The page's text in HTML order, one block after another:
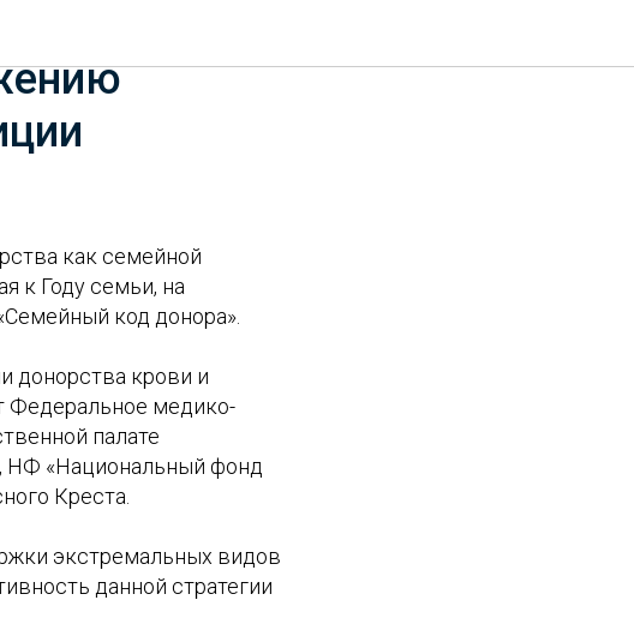
как семейной
к Году семьи, на
код донора».
донорства крови и
Федеральное медико-
палате
НФ «Национальный фонд
Креста.
экстремальных видов
данной стратегии